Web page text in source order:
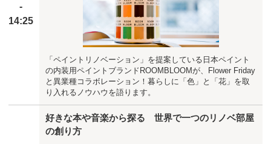
-
14:25
「ペイントリノベーション」を提案している日本ペイント
の内装用ペイントブランドROOMBLOOMが、Flower Friday
と異業種コラボレーション！暮らしに「色」と「花」を取
り入れるノウハウを語ります。
好きな本や音楽から探る 世界で一つのリノベ部屋
の創り方